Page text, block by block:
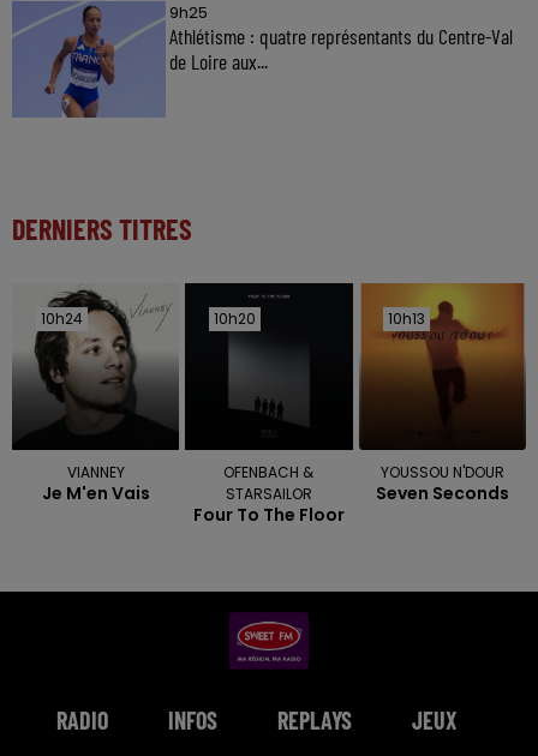
9h25
Athlétisme : quatre représentants du Centre-Val
de Loire aux...
DERNIERS TITRES
10h24
10h24
VIANNEY
Je M'en Vais
10h20
10h20
OFENBACH &
STARSAILOR
Four To The Floor
10h13
10h13
YOUSSOU N'DOUR
Seven Seconds
RADIO INFOS REPLAYS JEUX